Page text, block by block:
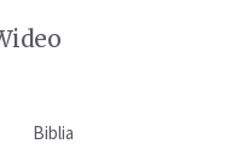
Biblia